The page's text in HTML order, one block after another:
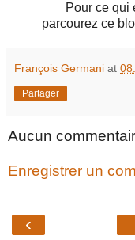
Pour ce qui
parcourez ce
François Germani at
Partager
Aucun
Enregistrer un
‹